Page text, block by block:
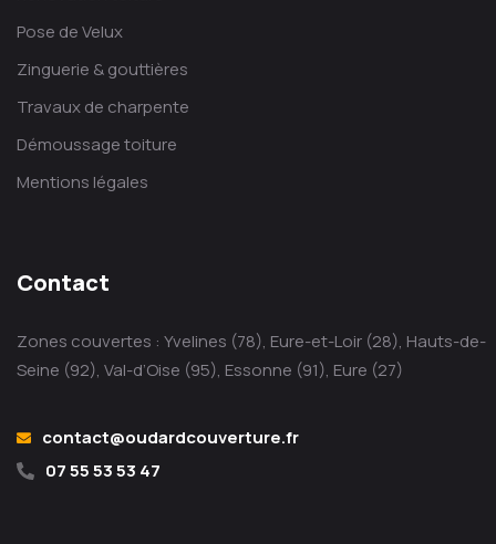
Pose de Velux
Zinguerie & gouttières
Travaux de charpente
Démoussage toiture
Mentions légales
Contact
Zones couvertes : Yvelines (78), Eure-et-Loir (28), Hauts-de-
Seine (92), Val-d’Oise (95), Essonne (91), Eure (27)
contact@oudardcouverture.fr
07 55 53 53 47